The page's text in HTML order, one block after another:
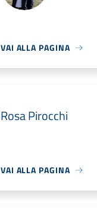
VAI ALLA PAGINA
Rosa Pirocchi
VAI ALLA PAGINA